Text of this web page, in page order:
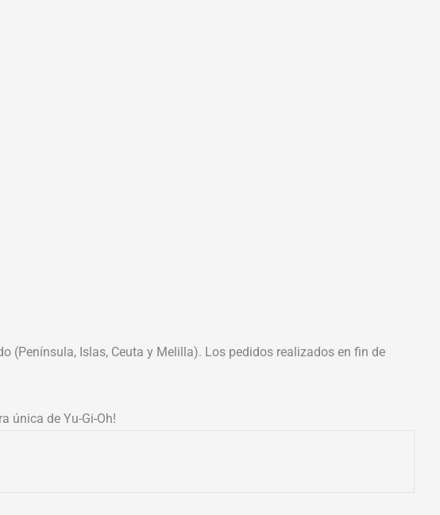
(Península, Islas, Ceuta y Melilla). Los pedidos realizados en fin de
única de Yu-Gi-Oh!